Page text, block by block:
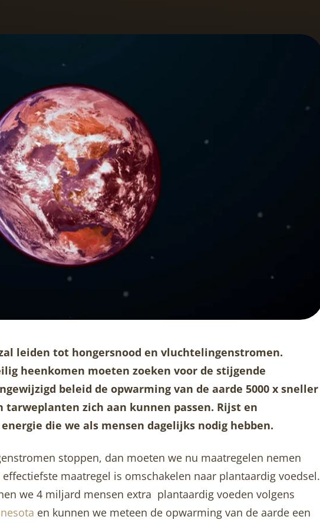
leiden tot hongersnood en vluchtelingenstromen.
heenkomen moeten zoeken voor de stijgende
beleid de opwarming van de aarde 5000 x sneller
zich aan kunnen passen. Rijst en
die we als mensen dagelijks nodig hebben.
stoppen, dan moeten we nu maatregelen nemen
maatregel is omschakelen naar plantaardig voedsel.
we 4 miljard mensen extra plantaardig voeden volgens
en kunnen we meteen de opwarming van de aarde een